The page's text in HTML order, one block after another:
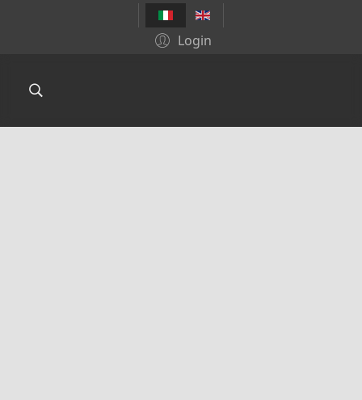
Login